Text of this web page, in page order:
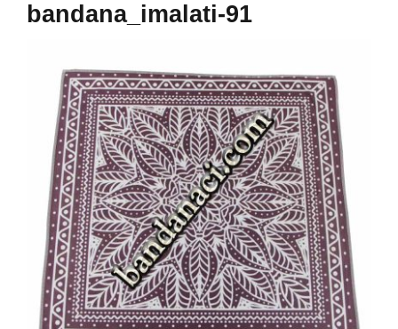
bandana_imalati-91